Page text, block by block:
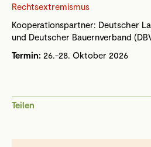
Rechtsextremismus
Kooperationspartner: Deutscher
und Deutscher Bauernverband
Termin: 26.-28. Oktober 2026
Teilen